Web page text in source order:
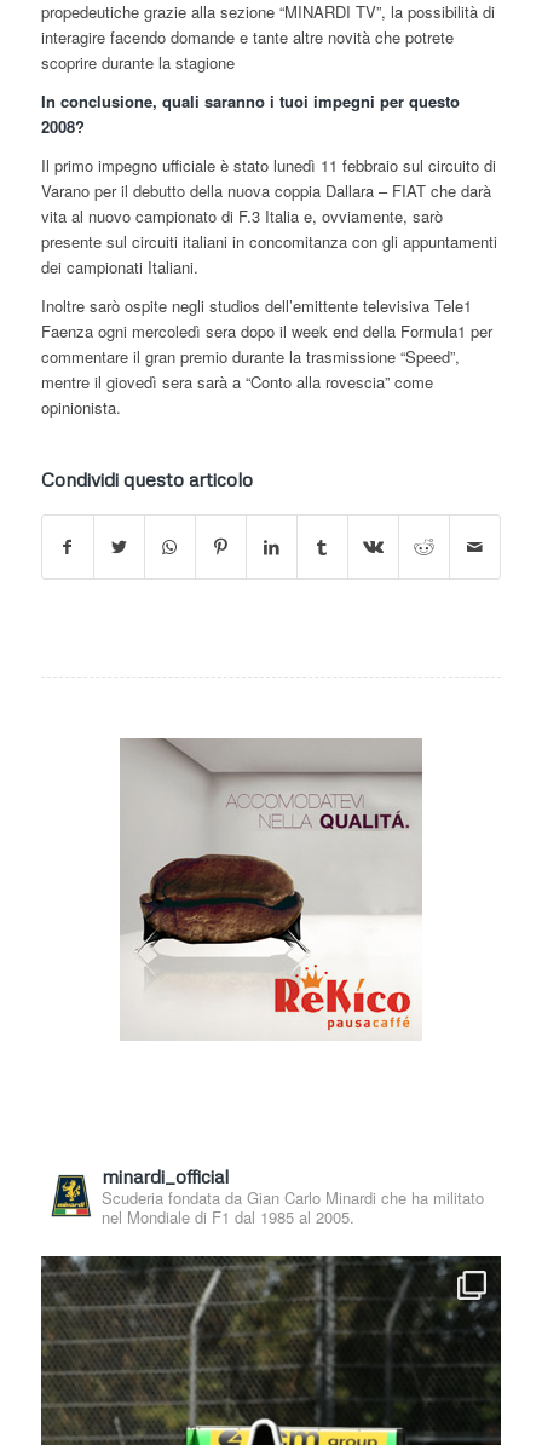
propedeutiche grazie alla sezione “MINARDI TV”, la possibilità di
interagire facendo domande e tante altre novità che potrete
scoprire durante la stagione
In conclusione, quali saranno i tuoi impegni per questo
2008?
Il primo impegno ufficiale è stato lunedì 11 febbraio sul circuito di
Varano per il debutto della nuova coppia Dallara – FIAT che darà
vita al nuovo campionato di F.3 Italia e, ovviamente, sarò
presente sul circuiti italiani in concomitanza con gli appuntamenti
dei campionati Italiani.
Inoltre sarò ospite negli studios dell’emittente televisiva Tele1
Faenza ogni mercoledì sera dopo il week end della Formula1 per
commentare il gran premio durante la trasmissione “Speed”,
mentre il giovedì sera sarà a “Conto alla rovescia” come
opinionista.
Condividi questo articolo
minardi_official
Scuderia fondata da Gian Carlo Minardi che ha militato
nel Mondiale di F1 dal 1985 al 2005.